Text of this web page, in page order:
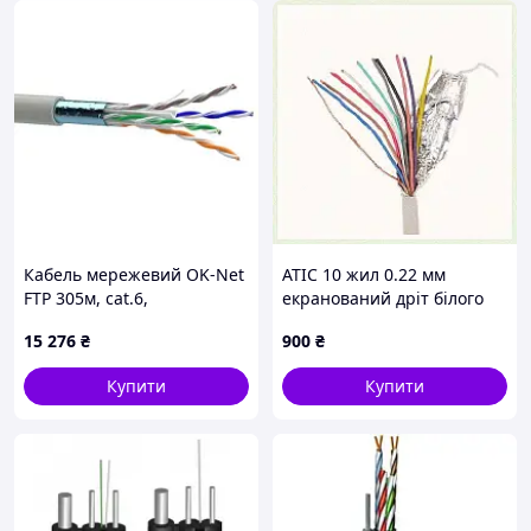
Кабель мережевий OK-Net
FTP 305м, cat.6,
LSOH) (КПВонг-HFЭ-ВП (250)
4x2x0,54)
15 276 ₴
Купити
АТІС 10 жил 0.22 мм
екранований дріт білого
900 ₴
Купити